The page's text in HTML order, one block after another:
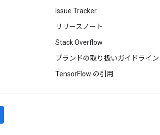
Issue Tracker
リリースノート
Stack Overflow
ブランドの取り扱いガイドライン
TensorFlow の引用